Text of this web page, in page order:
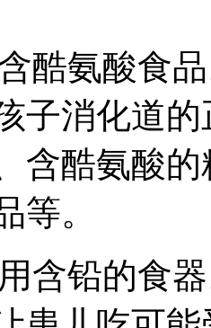
氨酸食品
子消化道
含酷氨酸
等。
铅的食器